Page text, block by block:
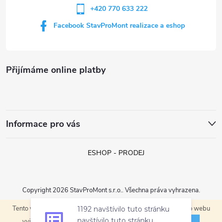
Tento web používá soubory cookie. Dalším procházením tohoto webu
v
i
Přijímáme online platby
Informace pro vás
+420 770 633 222
Facebook StavProMont realizace a eshop
ESHOP - PRODEJ
Vytvořil Shoptet
Copyright 2026 StavProMont s.r.o.. Všechna práva vyhrazena.
navštívilo tuto stránku